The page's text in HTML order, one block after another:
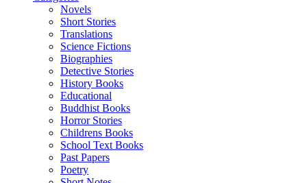
Novels
Short Stories
Translations
Science Fictions
Biographies
Detective Stories
History Books
Educational
Buddhist Books
Horror Stories
Childrens Books
School Text Books
Past Papers
Poetry